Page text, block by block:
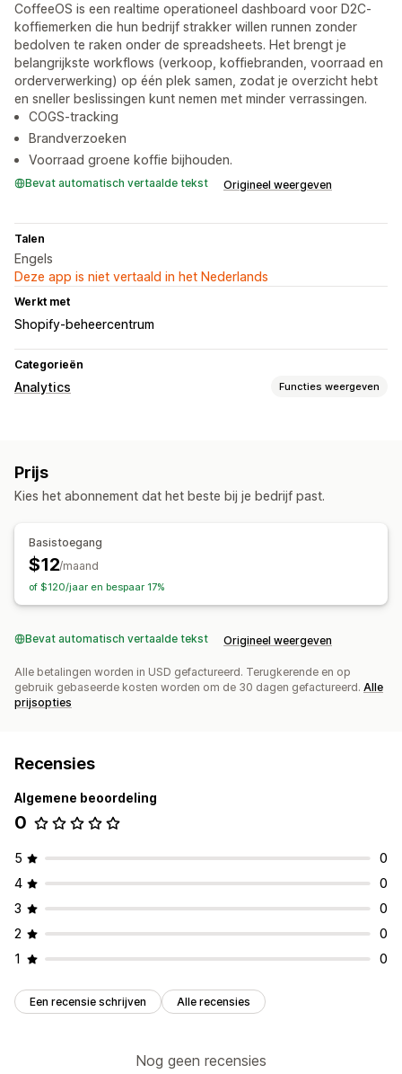
CoffeeOS is een realtime operationeel dashboard voor D2C-
koffiemerken die hun bedrijf strakker willen runnen zonder
bedolven te raken onder de spreadsheets. Het brengt je
belangrijkste workflows (verkoop, koffiebranden, voorraad en
orderverwerking) op één plek samen, zodat je overzicht hebt
en sneller beslissingen kunt nemen met minder verrassingen.
COGS-tracking
Brandverzoeken
Voorraad groene koffie bijhouden.
Bevat automatisch vertaalde tekst Origineel weergeven
Talen
Engels
Deze app is niet vertaald in het Nederlands
Werkt met
Shopify-beheercentrum
Categorieën
Analytics Functies weergeven
Prijs
Kies het abonnement dat het beste bij je bedrijf past.
Basistoegang
$12/maand
of $120/jaar en bespaar 17%
Bevat automatisch vertaalde tekst Origineel weergeven
Alle betalingen worden in USD gefactureerd. Terugkerende en op
gebruik gebaseerde kosten worden om de 30 dagen gefactureerd. Alle
prijsopties
Recensies
Algemene beoordeling
0
5
0
4
0
3
0
2
0
1
0
Een recensie schrijven Alle recensies
Nog geen recensies